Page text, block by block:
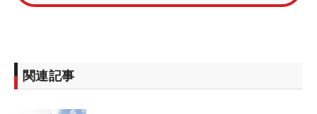
て、同ランキング100位までに与えられるシード権
同ランキング190位の
関連記事